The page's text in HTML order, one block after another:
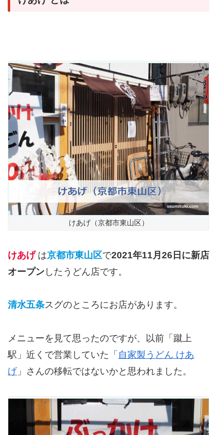
けあげ（京都市東山区）
けあげは京都市東山区で2021年11月26日に新店
オープン したうどん店です。
清水五条スグのところにお店があります。
メニューを見て思ったのですが、以前「蹴上
駅」近くで営業していた「自家製うどん けあ
げ」さんの移転ではないかと思われました。